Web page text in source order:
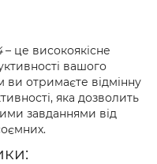
– це високоякісне
вашого
отримаєте відмінну
яка дозволить
завданнями від